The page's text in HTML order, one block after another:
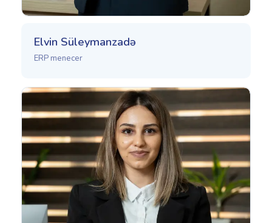
Elvin Süleymanzadə
ERP menecer